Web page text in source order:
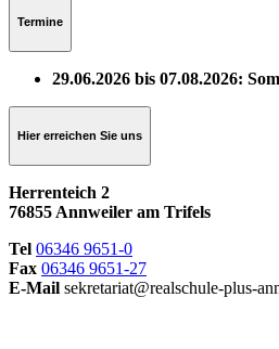
Termine
29.06.2026 bis 07.08.2026:
Hier erreichen Sie uns
Herrenteich 2
76855 Annweiler am Trifels
Tel 06346 9651-0
Fax 06346 9651-27
E-Mail sekretariat@realschule-plus-